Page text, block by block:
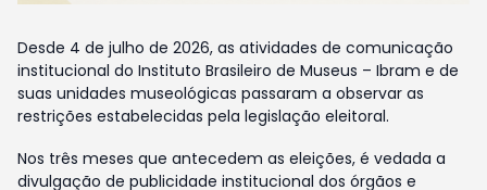
Desde 4 de julho de 2026, as atividades de comunicação
institucional do Instituto Brasileiro de Museus – Ibram e de
suas unidades museológicas passaram a observar as
restrições estabelecidas pela legislação eleitoral.
Nos três meses que antecedem as eleições, é vedada a
divulgação de publicidade institucional dos órgãos e